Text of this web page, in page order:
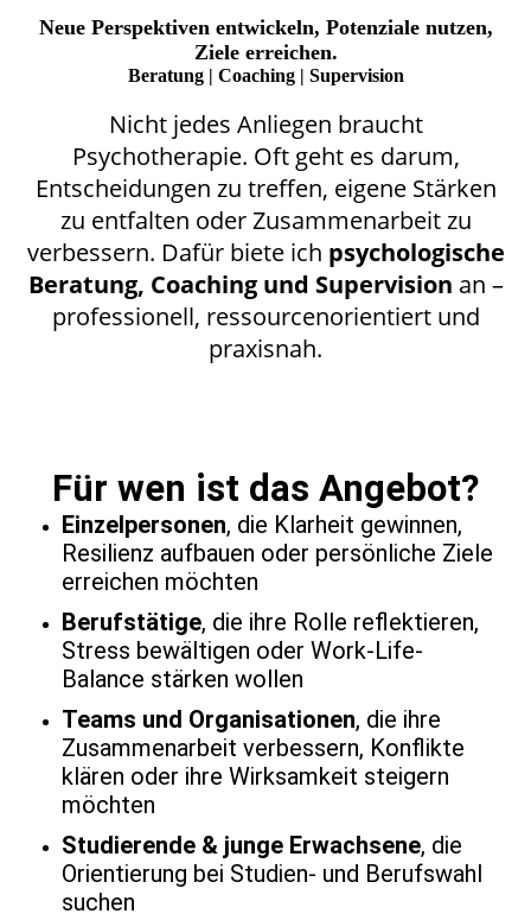
Neue Perspektiven entwickeln, Potenziale nutzen,
Ziele erreichen.
Beratung | Coaching | Supervision
Nicht jedes Anliegen braucht
Psychotherapie. Oft geht es darum,
Entscheidungen zu treffen, eigene Stärken
zu entfalten oder Zusammenarbeit zu
verbessern. Dafür biete ich psychologische
Beratung, Coaching und Supervision an –
professionell, ressourcenorientiert und
praxisnah.
Für wen ist das Angebot?
Einzelpersonen, die Klarheit gewinnen,
Resilienz aufbauen oder persönliche Ziele
erreichen möchten
Berufstätige, die ihre Rolle reflektieren,
Stress bewältigen oder Work-Life-
Balance stärken wollen
Teams und Organisationen, die ihre
Zusammenarbeit verbessern, Konflikte
klären oder ihre Wirksamkeit steigern
möchten
Studierende & junge Erwachsene, die
Orientierung bei Studien- und Berufswahl
suchen